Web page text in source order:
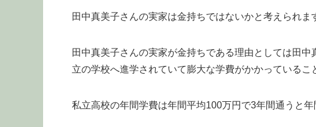
田中真美子さんの実家は金持ちではないかと考えられま
田中真美子さんの実家が金持ちである理由としては田
立の学校へ進学されていて膨大な学費がかかっているこ
私立高校の年間学費は年間平均100万円で3年間通うと年